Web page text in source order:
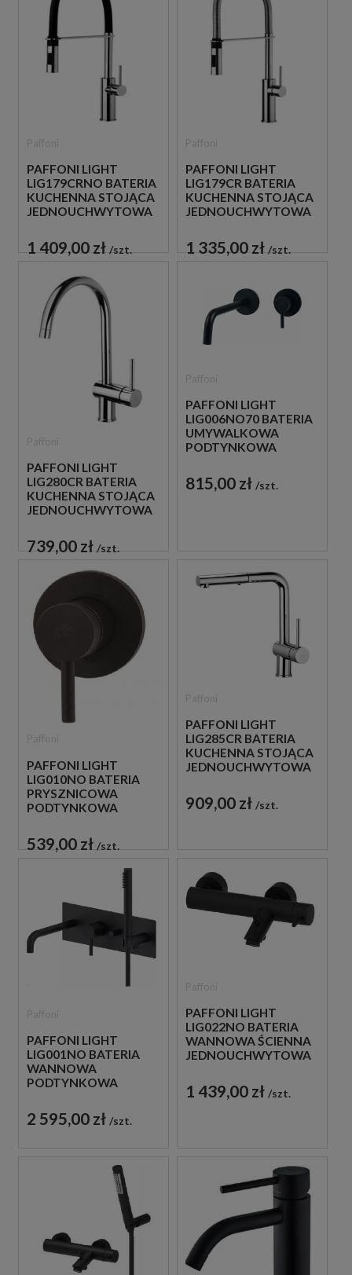
PAFFONI LIGHT
LIG179CRNO BATERIA
KUCHENNA STOJĄCA
JEDNOUCHWYTOWA
1 409,00 zł szt.
PAFFONI LIGHT
LIG179CR BATERIA
KUCHENNA STOJĄCA
JEDNOUCHWYTOWA
1 335,00 zł szt.
PAFFONI LIGHT
LIG280CR BATERIA
KUCHENNA STOJĄCA
JEDNOUCHWYTOWA
739,00 zł szt.
PAFFONI LIGHT
LIG006NO70 BATERIA
UMYWALKOWA
PODTYNKOWA
CZARNA
815,00 zł szt.
PAFFONI LIGHT
LIG010NO BATERIA
PRYSZNICOWA
PODTYNKOWA
CZARNA
539,00 zł szt.
PAFFONI LIGHT
LIG285CR BATERIA
KUCHENNA STOJĄCA
JEDNOUCHWYTOWA
909,00 zł szt.
PAFFONI LIGHT
LIG001NO BATERIA
WANNOWA
PODTYNKOWA
CZARNA
2 595,00 zł szt.
PAFFONI LIGHT
LIG022NO BATERIA
WANNOWA ŚCIENNA
JEDNOUCHWYTOWA
1 439,00 zł szt.